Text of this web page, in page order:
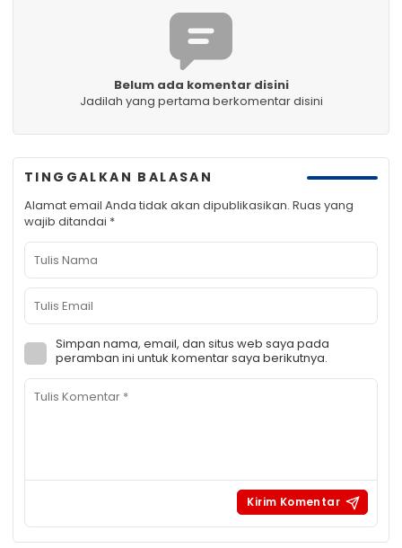
Belum ada komentar disini
Jadilah yang pertama berkomentar disini
TINGGALKAN BALASAN
Alamat email Anda tidak akan dipublikasikan. Ruas yang
wajib ditandai *
Simpan nama, email, dan situs web saya pada
peramban ini untuk komentar saya berikutnya.